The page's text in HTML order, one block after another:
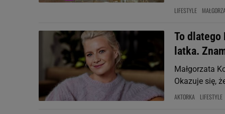
LIFESTYLE
To dlatego
latka.
Małgorzata
Okazuje się,
AKTORKA LIFESTYLE